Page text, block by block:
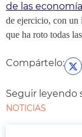
de las
de ejercicio, con un
que ha roto todas
Compártelo:
Seguir leyendo
NOTICIAS